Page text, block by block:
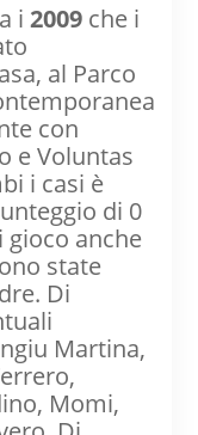
i 2009che i
al Parco
con
e Voluntas
i casi è
di 0
gioco anche
state
Di
Martina,
Momi,